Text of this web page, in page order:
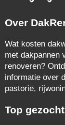
Over
Wat kosten
met dakpannen
renoveren?
informatie over
pastorie,
Top gezocht